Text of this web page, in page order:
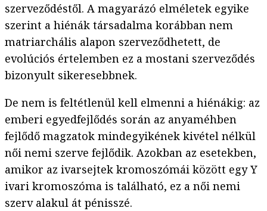
szerveződéstől. A magyarázó elméletek egyike
szerint a hiénák társadalma korábban nem
matriarchális alapon szerveződhetett, de
evolúciós értelemben ez a mostani szerveződés
bizonyult sikeresebbnek.
De nem is feltétlenül kell elmenni a hiénákig: az
emberi egyedfejlődés során az anyaméhben
fejlődő magzatok mindegyikének kivétel nélkül
női nemi szerve fejlődik. Azokban az esetekben,
amikor az ivarsejtek kromoszómái között egy Y
ivari kromoszóma is található, ez a női nemi
szerv alakul át pénisszé.